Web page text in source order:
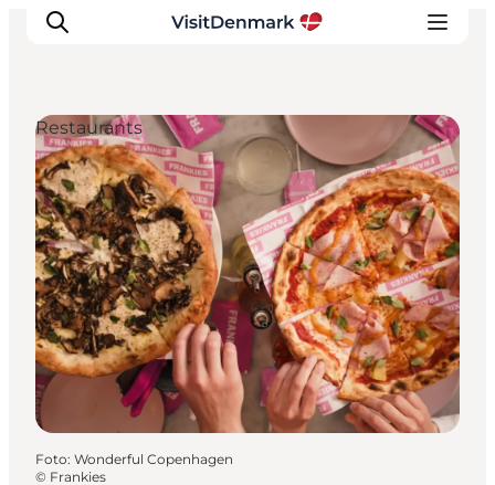
Inspiration
Regionen
Erlebnisse
Unterkünfte
Reiseplanung
Restaurants
Foto: Wonderful Copenhagen
© Frankies